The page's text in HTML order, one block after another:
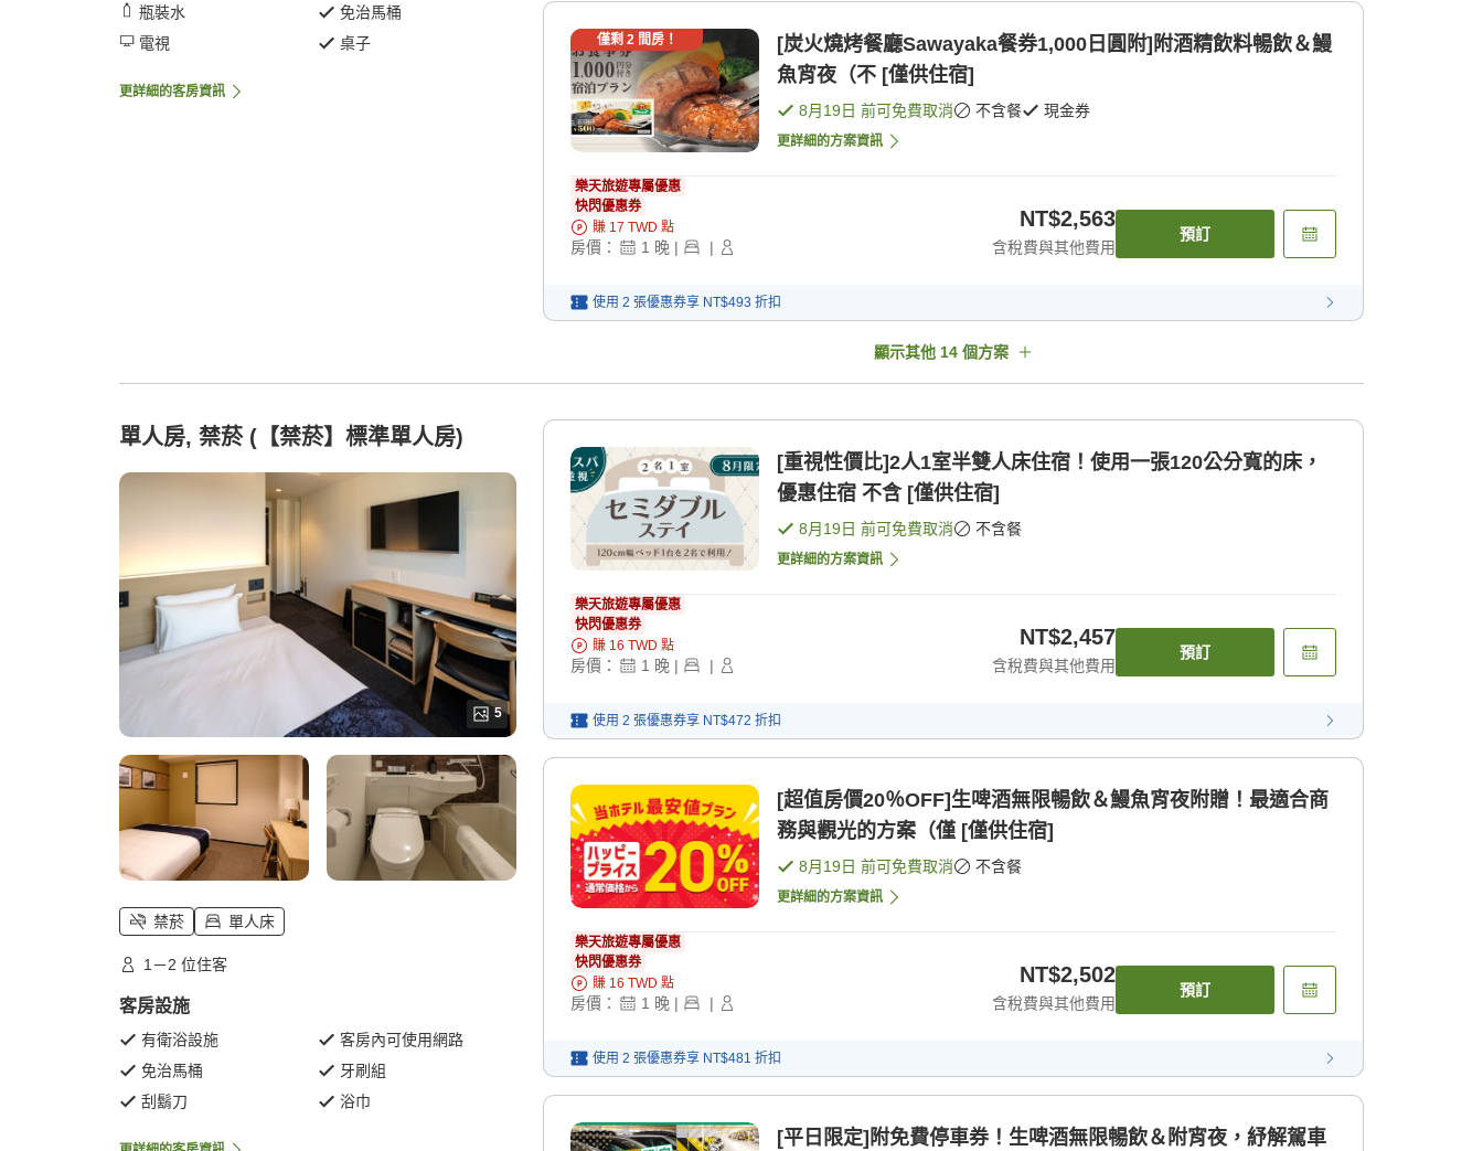
瓶裝水
免治馬桶
電視
桌子
更詳細的客房資訊
僅剩 2 間房！
[炭火燒烤餐廳Sawayaka餐券1,000日圓附]附酒精飲料暢飲＆鰻
魚宵夜（不 [僅供住宿]
8月19日 前可免費取消 不含餐 現金券
更詳細的方案資訊
樂天旅遊專屬優惠
快閃優惠券
賺 17 TWD 點
房價： 1 晚 | |
NT$2,563
含稅費與其他費用
預訂
使用 2 張優惠券享 NT$493 折扣
顯示其他 14 個方案
單人房, 禁菸 (【禁菸】標準單人房)
5
禁菸 單人床
1－2 位住客
客房設施
有衛浴設施
客房內可使用網路
免治馬桶
牙刷組
刮鬍刀
浴巾
[重視性價比]2人1室半雙人床住宿！使用一張120公分寬的床，
優惠住宿 不含 [僅供住宿]
8月19日 前可免費取消 不含餐
更詳細的方案資訊
樂天旅遊專屬優惠
快閃優惠券
賺 16 TWD 點
房價： 1 晚 | |
NT$2,457
含稅費與其他費用
預訂
使用 2 張優惠券享 NT$472 折扣
[超值房價20％OFF]生啤酒無限暢飲＆鰻魚宵夜附贈！最適合商
務與觀光的方案（僅 [僅供住宿]
8月19日 前可免費取消 不含餐
更詳細的方案資訊
樂天旅遊專屬優惠
快閃優惠券
賺 16 TWD 點
房價： 1 晚 | |
NT$2,502
含稅費與其他費用
預訂
使用 2 張優惠券享 NT$481 折扣
[平日限定]附免費停車券！生啤酒無限暢飲＆附宵夜，紓解駕車